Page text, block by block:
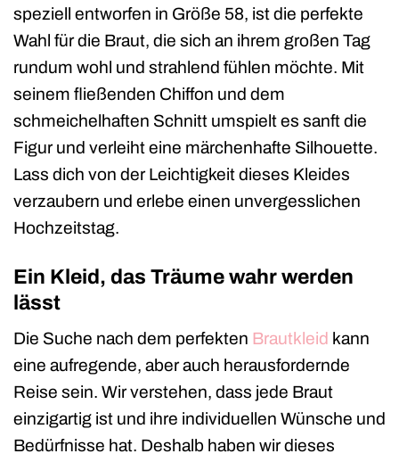
speziell entworfen in Größe 58, ist die perfekte
Wahl für die Braut, die sich an ihrem großen Tag
rundum wohl und strahlend fühlen möchte. Mit
seinem fließenden Chiffon und dem
schmeichelhaften Schnitt umspielt es sanft die
Figur und verleiht eine märchenhafte Silhouette.
Lass dich von der Leichtigkeit dieses Kleides
verzaubern und erlebe einen unvergesslichen
Hochzeitstag.
Ein Kleid, das Träume wahr werden
lässt
Die Suche nach dem perfekten Brautkleid kann
eine aufregende, aber auch herausfordernde
Reise sein. Wir verstehen, dass jede Braut
einzigartig ist und ihre individuellen Wünsche und
Bedürfnisse hat. Deshalb haben wir dieses